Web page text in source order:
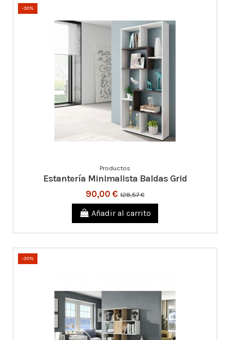
-30%
Productos
Estantería Minimalista Baldas Grid
90,00 € 128,57 €
Añadir al carrito
-30%